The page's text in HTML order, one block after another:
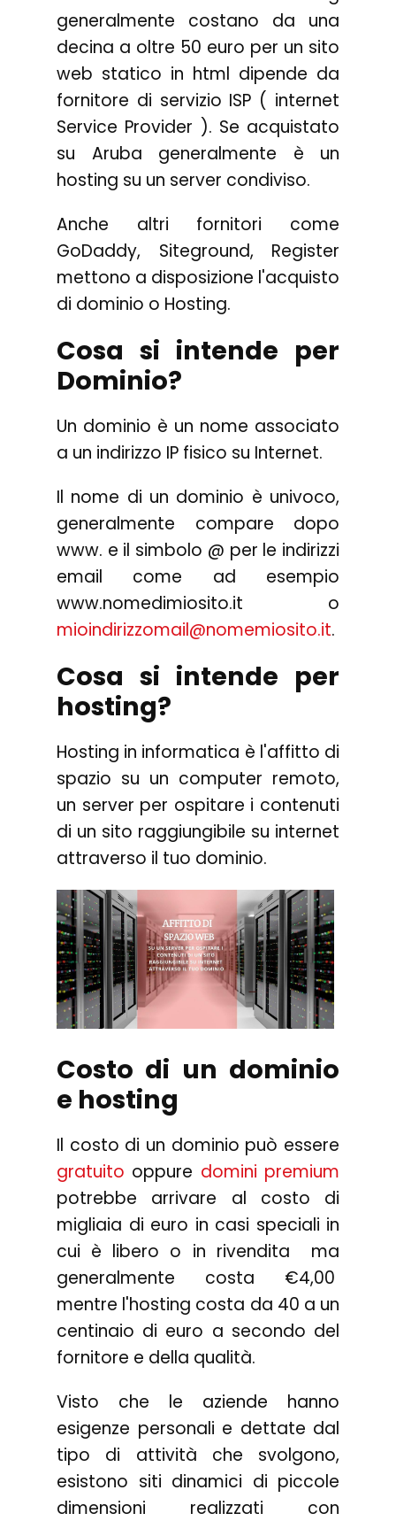
generalmente costano da una
decina a oltre 50 euro per un sito
web statico in html dipende da
fornitore di servizio ISP ( internet
Service Provider ). Se acquistato
su Aruba generalmente è un
hosting su un server condiviso.
Anche altri fornitori come
GoDaddy, Siteground, Register
mettono a disposizione l'acquisto
di dominio o Hosting.
Cosa si intende per
Dominio?
Un dominio è un nome associato
a un indirizzo IP fisico su Internet.
Il nome di un dominio è univoco,
generalmente compare dopo
www. e il simbolo @ per le indirizzi
email come ad esempio
www.nomedimiosito.it o
mioindirizzomail@nomemiosito.it.
Cosa si intende per
hosting?
Hosting in informatica è l'affitto di
spazio su un computer remoto,
un server per ospitare i contenuti
di un sito raggiungibile su internet
attraverso il tuo dominio.
Costo di un dominio
e hosting
Il costo di un dominio può essere
gratuito oppure domini premium
potrebbe arrivare al costo di
migliaia di euro in casi speciali in
cui è libero o in rivendita ma
generalmente costa €4,00
mentre l'hosting costa da 40 a un
centinaio di euro a secondo del
fornitore e della qualità.
Visto che le aziende hanno
esigenze personali e dettate dal
tipo di attività che svolgono,
esistono siti dinamici di piccole
dimensioni realizzati con